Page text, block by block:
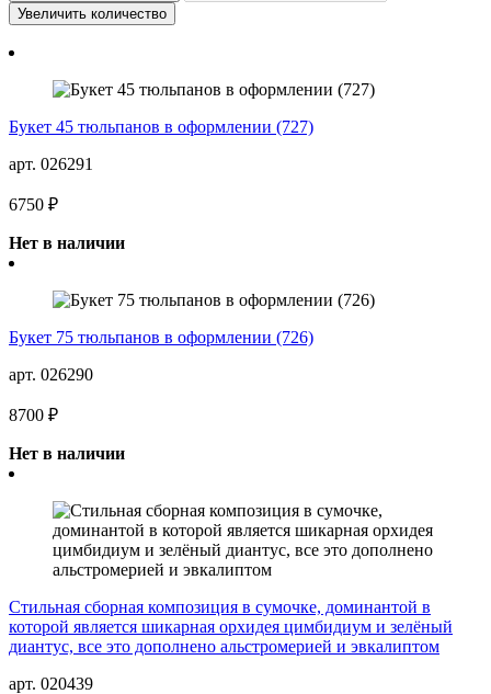
Увеличить количество
Букет 45 тюльпанов в оформлении (727)
арт. 026291
6750 ₽
Нет в наличии
Букет 75 тюльпанов в оформлении (726)
арт. 026290
8700 ₽
Нет в наличии
Стильная сборная композиция в сумочке, доминантой в
которой является шикарная орхидея цимбидиум и зелёный
диантус, все это дополнено альстромерией и эвкалиптом
арт. 020439